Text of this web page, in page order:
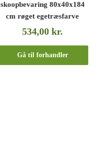
skoopbevaring 80x40x184
cm røget egetræsfarve
534,00kr.
Gå til forhandler